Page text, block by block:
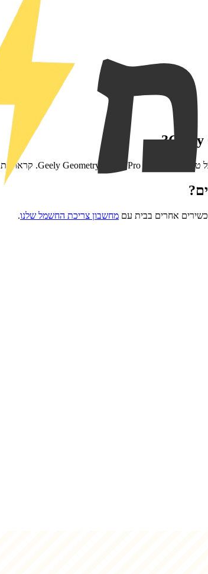
Geely
?
טעינה מלאה שלGeely Geometry C 360 Pro. קראו את
אחרים בבית עם מחשבון צריכת החשמל שלנו.